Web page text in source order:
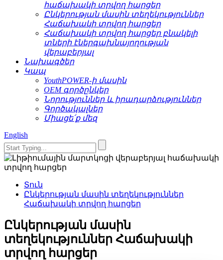
հաճախակի տրվող հարցեր
Ընկերության մասին տեղեկություններ
Հաճախակի տրվող հարցեր
Հաճախակի տրվող հարցեր բնակելի
տների էներգախնայողության
վերաբերյալ
Նախագծեր
Կապ
YouthPOWER-ի մասին
OEM գործընկեր
Նորություններ և իրադարձություններ
Գործակալներ
Միացե՛ք մեզ
English
Տուն
Ընկերության մասին տեղեկություններ
Հաճախակի տրվող հարցեր
Ընկերության մասին
տեղեկություններ Հաճախակի
տրվող հարցեր